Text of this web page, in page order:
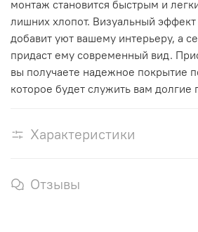
монтаж становится быстрым и
лишних хлопот. Визуальный
добавит уют вашему интерьеру, а
придаст ему современный вид.
вы получаете надежное покрытие
которое будет служить вам долгие
Характеристики
Отзывы